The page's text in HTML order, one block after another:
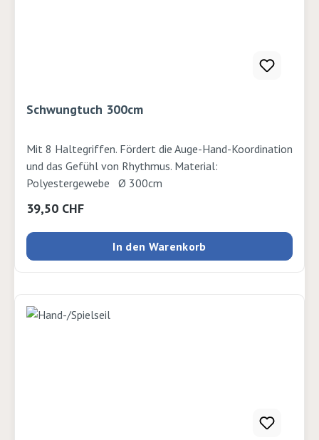
Schwungtuch 300cm
Mit 8 Haltegriffen. Fördert die Auge-Hand-Koordination
und das Gefühl von Rhythmus. Material:
Polyestergewebe Ø 300cm
Regulärer Preis:
39,50 CHF
In den Warenkorb